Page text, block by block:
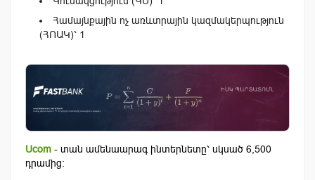
Համայնքային ոչ առևտրային կազմակերպություն
(ՀՈԱԿ)՝ 1
Ucom - տան ամենաարագ ինտերնետը՝ սկսած 6,500
դրամից: